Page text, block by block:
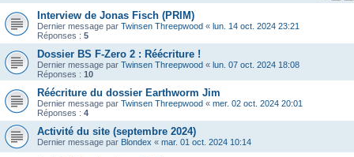
Interview de Jonas Fisch (PRIM)
Dernier message par Twinsen Threepwood « lun. 14 oct. 2024 23:21
Réponses : 5
Dossier BS F-Zero 2 : Réécriture !
Dernier message par Twinsen Threepwood « lun. 07 oct. 2024 18:08
Réponses : 10
Réécriture du dossier Earthworm Jim
Dernier message par Twinsen Threepwood « mer. 02 oct. 2024 20:01
Réponses : 4
Activité du site (septembre 2024)
Dernier message par Blondex « mar. 01 oct. 2024 10:14